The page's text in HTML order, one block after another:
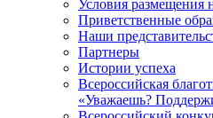
Условия размещения
Приветственные
Наши
Партнеры
Истории успеха
Всероссийская
«Уважаешь?